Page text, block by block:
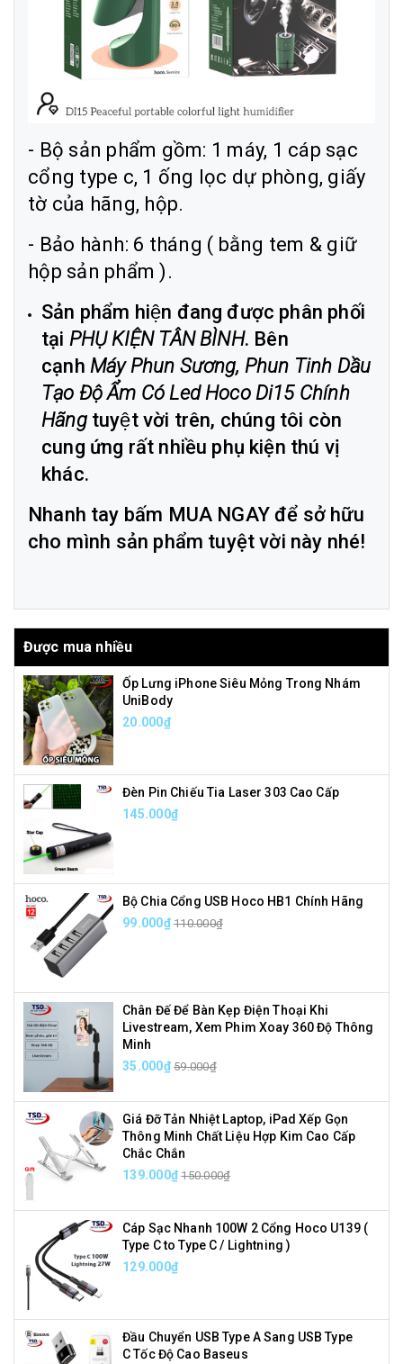
- Bộ sản phẩm gồm: 1 máy, 1 cáp sạc
cổng type c, 1 ống lọc dự phòng, giấy
tờ của hãng, hộp.
- Bảo hành: 6 tháng ( bằng tem & giữ
hộp sản phẩm ).
Sản phẩm hiện đang được phân phối
tại PHỤ KIỆN TÂN BÌNH. Bên
cạnh Máy Phun Sương, Phun Tinh Dầu
Tạo Độ Ẩm Có Led Hoco Di15 Chính
Hãngtuyệt vời trên, chúng tôi còn
cung ứng rất nhiều phụ kiện thú vị
khác.
Nhanh tay bấm MUA NGAY để sở hữu
cho mình sản phẩm tuyệt vời này nhé!
Được mua nhiều
Ốp Lưng iPhone Siêu Mỏng Trong Nhám
UniBody
20.000₫
Đèn Pin Chiếu Tia Laser 303 Cao Cấp
145.000₫
Bộ Chia Cổng USB Hoco HB1 Chính Hãng
99.000₫ 110.000₫
Chân Đế Để Bàn Kẹp Điện Thoại Khi
Livestream, Xem Phim Xoay 360 Độ Thông
Minh
35.000₫ 59.000₫
Giá Đỡ Tản Nhiệt Laptop, iPad Xếp Gọn
Thông Minh Chất Liệu Hợp Kim Cao Cấp
Chắc Chắn
139.000₫ 150.000₫
Cáp Sạc Nhanh 100W 2 Cổng Hoco U139 (
Type C to Type C / Lightning )
129.000₫
Đầu Chuyển USB Type A Sang USB Type
C Tốc Độ Cao Baseus